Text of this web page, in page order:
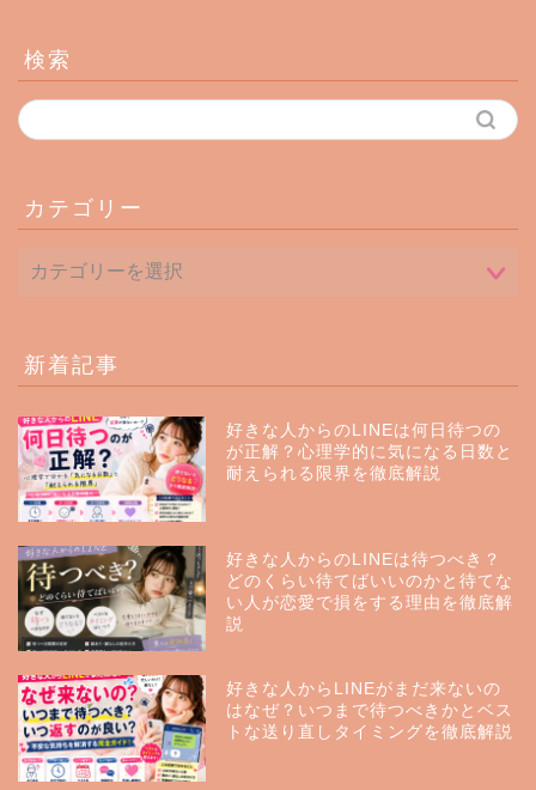
検索
カテゴリー
新着記事
好きな人からのLINEは何日待つの
が正解？心理学的に気になる日数と
耐えられる限界を徹底解説
好きな人からのLINEは待つべき？
どのくらい待てばいいのかと待てな
い人が恋愛で損をする理由を徹底解
説
好きな人からLINEがまだ来ないの
はなぜ？いつまで待つべきかとベス
トな送り直しタイミングを徹底解説